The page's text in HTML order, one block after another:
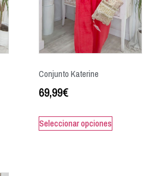
Conjunto Katerine
69,99€
Seleccionar opciones